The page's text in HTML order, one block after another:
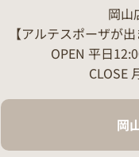
岡山
【アルテスポーザが
OPEN 平日
CLOSE
岡